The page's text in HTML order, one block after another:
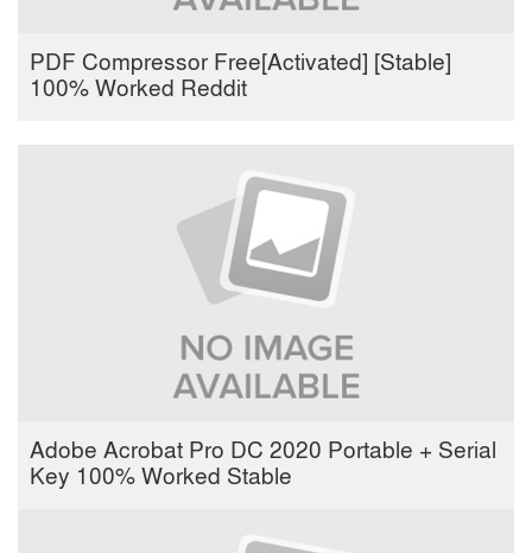
PDF Compressor Free[Activated] [Stable]
100% Worked Reddit
Adobe Acrobat Pro DC 2020 Portable + Serial
Key 100% Worked Stable